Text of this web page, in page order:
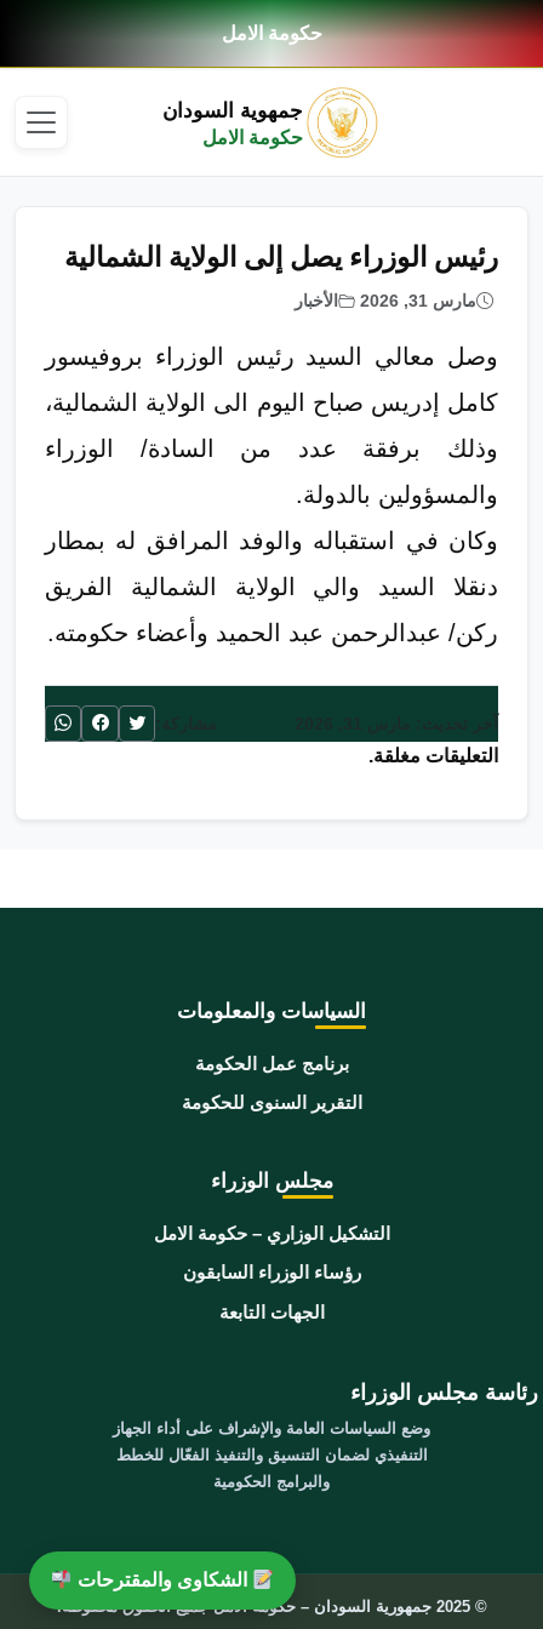
حكومة الامل
جمهوية السودان
حكومة الامل
رئيس الوزراء يصل إلى الولاية الشمالية
مارس 31, 2026 الأخبار
وصل معالي السيد رئيس الوزراء بروفيسور
كامل إدريس صباح اليوم الى الولاية الشمالية،
وذلك برفقة عدد من السادة/ الوزراء
والمسؤولين بالدولة.
وكان في استقباله والوفد المرافق له بمطار
دنقلا السيد والي الولاية الشمالية الفريق
ركن/ عبدالرحمن عبد الحميد وأعضاء حكومته.
التعليقات مغلقة.
السياسات والمعلومات
برنامج عمل الحكومة
التقرير السنوى للحكومة
مجلس الوزراء
التشكيل الوزاري – حكومة الامل
رؤساء الوزراء السابقون
الجهات التابعة
رئاسة مجلس الوزراء
وضع السياسات العامة والإشراف على أداء الجهاز
التنفيذي لضمان التنسيق والتنفيذ الفعّال للخطط
والبرامج الحكومية
© 2025 جمهورية السودان – حكومة الامل جميع الحقوق محفوظة.
الشكاوى والمقترحات